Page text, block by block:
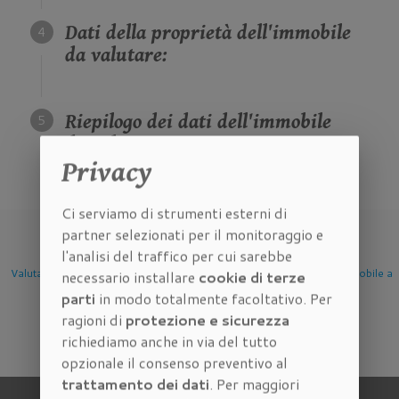
Dati della proprietà dell'immobile
da valutare:
Riepilogo dei dati dell'immobile
da valutare:
Valutazione Immobile a
Firenze
Valutazione Immobile a
Scandicci
Valutazione Immobile a
Sesto Fiorentino
Privacy
Ci serviamo di strumenti esterni di
partner selezionati per il monitoraggio e
l'analisi del traffico per cui sarebbe
necessario installare cookie di terze
parti in modo totalmente facoltativo. Per
ragioni di protezione e sicurezza
richiediamo anche in via del tutto
opzionale il consenso preventivo al
trattamento dei dati. Per maggiori